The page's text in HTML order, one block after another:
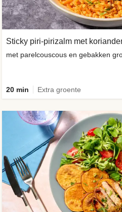
Sticky piri-pirizalm met
met parelcouscous en gebakken
20 min Extra groente